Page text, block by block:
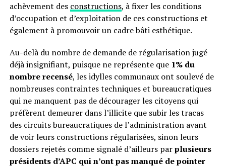
achèvement des constructions, à fixer les conditions
d’occupation et d’exploitation de ces constructions et
également à promouvoir un cadre bâti esthétique.
Au-delà du nombre de demande de régularisation jugé
déjà insignifiant, puisque ne représente que 1% du
nombre recensé, les idylles communaux ont soulevé de
nombreuses contraintes techniques et bureaucratiques
qui ne manquent pas de décourager les citoyens qui
préfèrent demeurer dans l’illicite que subir les tracas
des circuits bureaucratiques de l’administration avant
de voir leurs constructions régularisées, sinon leurs
dossiers rejetés comme signalé d’ailleurs parplusieurs
présidents d’APC qui n’ont pas manqué de pointer